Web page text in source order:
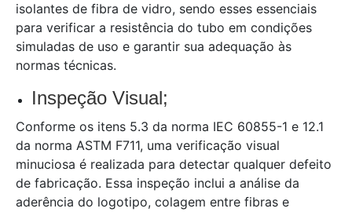
isolantes de fibra de vidro, sendo esses essenciais
para verificar a resistência do tubo em condições
simuladas de uso e garantir sua adequação às
normas técnicas.
Inspeção Visual;
Conforme os itens 5.3 da norma IEC 60855-1 e 12.1
da norma ASTM F711, uma verificação visual
minuciosa é realizada para detectar qualquer defeito
de fabricação. Essa inspeção inclui a análise da
aderência do logotipo, colagem entre fibras e